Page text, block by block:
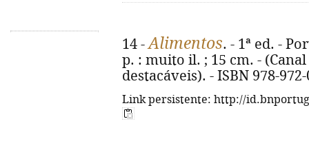
14 -Alimentos. - 1ª ed. -
p. : muito il. ; 15 cm. -
destacáveis). - ISBN 978-
Link persistente: http://